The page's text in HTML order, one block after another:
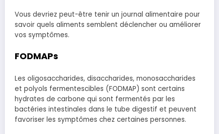
Vous devriez peut-être tenir un journal alimentaire pour
savoir quels aliments semblent déclencher ou améliorer
vos symptômes.
FODMAPs
Les oligosaccharides, disaccharides, monosaccharides
et polyols fermentescibles (FODMAP) sont certains
hydrates de carbone qui sont fermentés par les
bactéries intestinales dans le tube digestif et peuvent
favoriser les symptômes chez certaines personnes.